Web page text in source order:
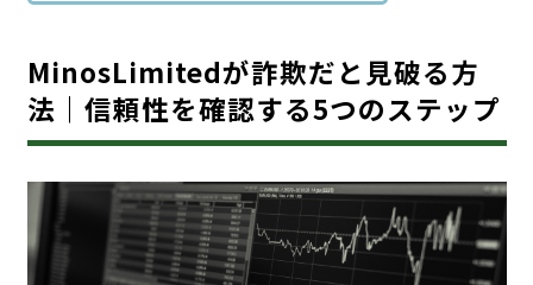
MinosLimitedが詐欺だと見破る方
法｜信頼性を確認する5つのステップ